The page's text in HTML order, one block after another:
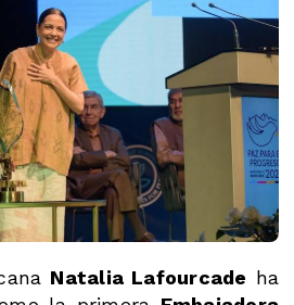
Natalia Lafourcade ha